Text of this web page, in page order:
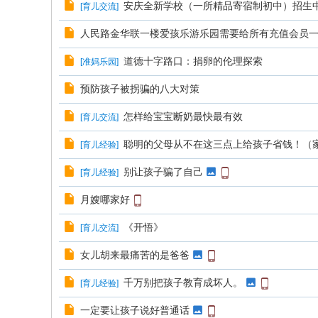
[育儿交流] 安庆全新学校（一所精品寄宿制初中）招生
人民路金华联一楼爱孩乐游乐园需要给所有充值会员
[准妈乐园] 道德十字路口：捐卵的伦理探索
预防孩子被拐骗的八大对策
[育儿交流] 怎样给宝宝断奶最快最有效
[育儿经验] 聪明的父母从不在这三点上给孩子省钱！（
[育儿经验] 别让孩子骗了自己
月嫂哪家好
[育儿交流] 《开悟》
女儿胡来最痛苦的是爸爸
[育儿经验] 千万别把孩子教育成坏人。
一定要让孩子说好普通话